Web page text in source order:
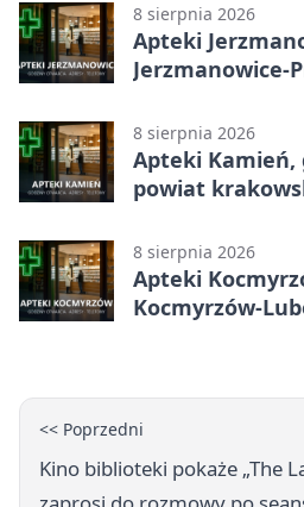
8 sierpnia 2026
Apteki
Jerzmanowice-
godziny otwarcia
8 sierpnia 2026
Apteki Kamień,
powiat
8 sierpnia 2026
Apteki
Kocmyrzów-
<< Poprzedni
Kino biblioteki pokaże „The